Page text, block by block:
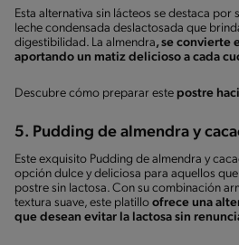
Esta alternativa sin lácteos se destaca por
leche condensada deslactosada que
digestibilidad. La almendra, se convierte
aportando un matiz delicioso a cada
Descubre cómo preparar este postre
5. Pudding de almendra y
Este exquisito Pudding de almendra y
opción dulce y deliciosa para aquellos
postre sin lactosa. Con su combinación
textura suave, este platillo ofrece una
que desean evitar la lactosa sin